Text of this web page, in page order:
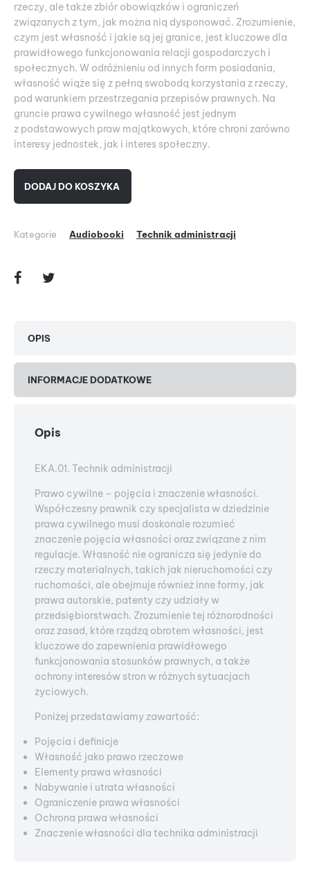
rzeczy, ale także zbiór obowiązków i ograniczeń
związanych z tym, jak można nią dysponować. Zrozumienie,
czym jest własność i jakie są jej granice, jest kluczowe dla
prawidłowego funkcjonowania relacji gospodarczych i
społecznych. W odróżnieniu od innych form posiadania,
własność wiąże się z pełną swobodą korzystania z rzeczy,
pod warunkiem przestrzegania przepisów prawnych. Na
gruncie prawa cywilnego własność jest jednym
z podstawowych praw majątkowych, które chroni zarówno
interesy jednostek, jak i interes społeczny.
DODAJ DO KOSZYKA
Kategorie Audiobooki Technik administracji
OPIS
INFORMACJE DODATKOWE
Opis
EKA.01. Technik administracji
Prawo cywilne – pojęcia i znaczenie własności.
Współczesny prawnik czy specjalista w dziedzinie
prawa cywilnego musi doskonale rozumieć
znaczenie pojęcia własności oraz związane z nim
regulacje. Własność nie ogranicza się jedynie do
rzeczy materialnych, takich jak nieruchomości czy
ruchomości, ale obejmuje również inne formy, jak
prawa autorskie, patenty czy udziały w
przedsiębiorstwach. Zrozumienie tej różnorodności
oraz zasad, które rządzą obrotem własności, jest
kluczowe do zapewnienia prawidłowego
funkcjonowania stosunków prawnych, a także
ochrony interesów stron w różnych sytuacjach
życiowych.
Poniżej przedstawiamy zawartość:
Pojęcia i definicje
Własność jako prawo rzeczowe
Elementy prawa własności
Nabywanie i utrata własności
Ograniczenie prawa własności
Ochrona prawa własności
Znaczenie własności dla technika administracji